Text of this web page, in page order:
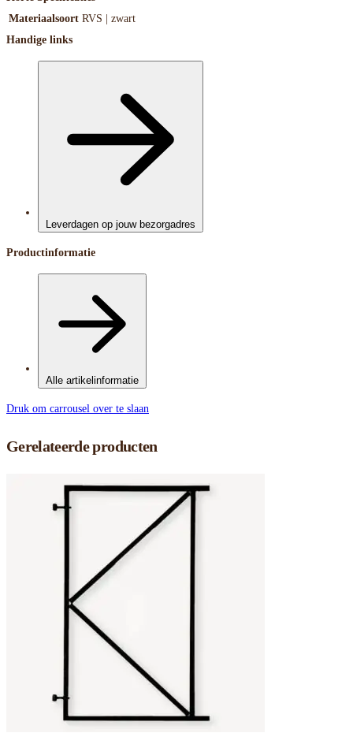
Materiaalsoort RVS | zwart
Handige links
Leverdagen op jouw bezorgadres
Productinformatie
Alle artikelinformatie
Druk om carrousel over te slaan
Gerelateerde producten